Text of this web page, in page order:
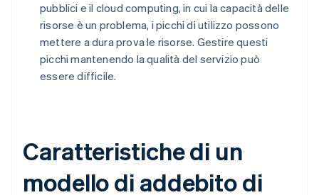
pubblici e il cloud computing, in cui la capacità delle
risorse è un problema, i picchi di utilizzo possono
mettere a dura prova le risorse. Gestire questi
picchi mantenendo la qualità del servizio può
essere difficile.
Caratteristiche di un
modello di addebito di